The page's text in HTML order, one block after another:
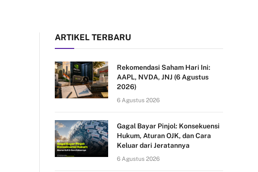
ARTIKEL TERBARU
Rekomendasi Saham Hari Ini:
AAPL, NVDA, JNJ (6 Agustus
2026)
6 Agustus 2026
Gagal Bayar Pinjol: Konsekuensi
Hukum, Aturan OJK, dan Cara
Keluar dari Jeratannya
6 Agustus 2026